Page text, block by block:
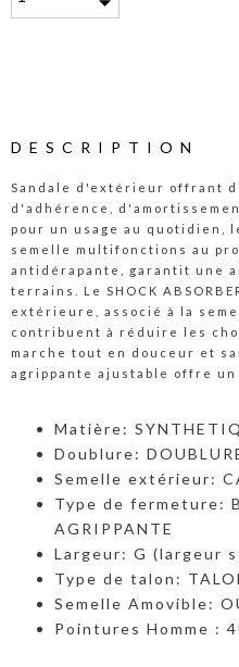
DESCRIPTION
Sandale d'extérieur offrant
d'adhérence,
pour un usage au quotidien,
semelle multifonctions au
antidérapante, garantit une
terrains. Le SHOCK
extérieure, associé à la
contribuent à réduire les
marche tout en douceur et
agrippante ajustable offre
Matière:
Doublure:
Semelle extérieur:
Type de fermeture:
AGRIPPANTE
Largeur: G (largeur
Type de talon:
Semelle Amovible:
Pointures Homme :